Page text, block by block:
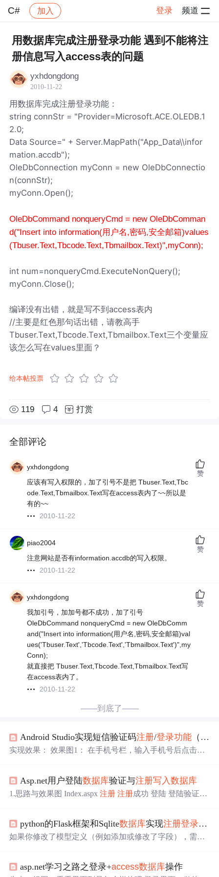
C# 加入 登录 频道
社区 C# 帖子详情
用数据库完成注册登录功能 遇到不能将注
册信息写入access表的问题
yxhdongdong
2010-11-22
用数据库完成注册登录功能：
string connStr = "Provider=Microsoft.ACE.OLEDB.1
2.0;
Data Source=" + Server.MapPath("App_Data\\infor
mation.accdb");
OleDbConnection myConn = new OleDbConnectio
n(connStr);
myConn.Open();
OleDbCommand nonqueryCmd = new OleDbComman
d("Insert into information(用户名,密码,安全邮箱)values
(Tbuser.Text,Tbcode.Text,Tbmailbox.Text)",myConn);
int num=nonqueryCmd.ExecuteNonQuery();
myConn.Close();
编译没有出错，就是写不到access表内
//主要是红色那句话出错，请教高手
Tbuser.Text,Tbcode.Text,Tbmailbox.Text三个变量应
该怎么写在values里面？
给本帖投票
119 4 打赏
全部评论
yxhdongdong
应该有写入权限的，加了引号不是把 Tbuser.Text,Tbc
ode.Text,Tbmailbox.Text写在access表内了~~所以是
有的~~
2010-11-22
赞
piao2004
注意网站是否有information.accdb的写入权限。
2010-11-22
赞
yxhdongdong
我加引号，加加号都不成功，加了引号
OleDbCommand nonqueryCmd = new OleDbComm
and("Insert into information(用户名,密码,安全邮箱)val
ues('Tbuser.Text','Tbcode.Text','Tbmailbox.Text')",my
Conn);
就直接把 Tbuser.Text,Tbcode.Text,Tbmailbox.Text写
在access表内了。
2010-11-22
赞
——到底了——
Android Studio实现短信验证码注册/登录功能 （sqlite
实现效果： 效果图1： 在手机号栏，输入手机号后点击获
提示，输入手机号和验证码就可以实现登录功能。 实现过
程：注册 MobTech 在功能实现之前需要注册MobTech，用
SMSSDK。点击进入后开始使用。首先需要创建应用，应
用LOGO以及应用名称随意填写。填写完后，选
Asp.net用户登陆数据库验证与注册写入数据库
1.思路与效果图 Index.aspx注册 注册成功 登陆 登陆验证通
和密码。 然后注册功能的实现：通过数据库插入信息到表
的Sql语句来实现，成功提示用户名和密码。 登陆验证的实
python的Flask框架和Sqlite数据库实现注册登录功能
如果你修改了模型定义（例如添加或修改了字段），需要
目录下创建run.py。，假设代码为app/dlxt,run.py文件放在ap
asp.net学习之路之登录+access数据库操作